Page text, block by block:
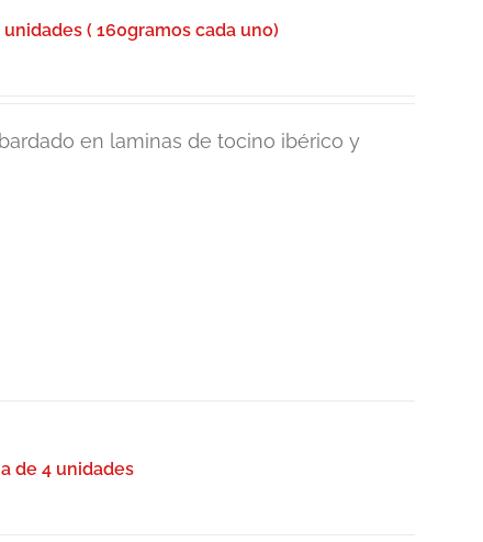
( 160gramos cada uno)
en laminas de tocino ibérico y
de 4 unidades